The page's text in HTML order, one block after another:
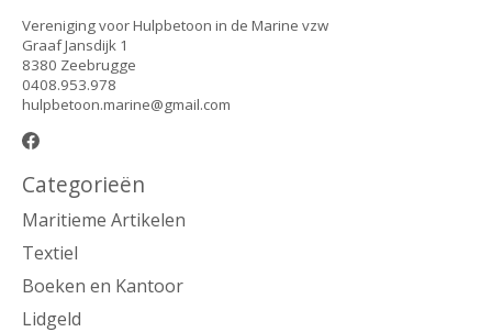
Vereniging voor Hulpbetoon in de Marine vzw
Graaf Jansdijk 1
8380 Zeebrugge
0408.953.978
hulpbetoon.marine@gmail.com
Categorieën
Maritieme Artikelen
Textiel
Boeken en Kantoor
Lidgeld